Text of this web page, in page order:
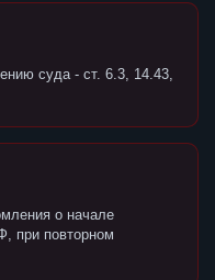
суда - ст. 6.3, 14.43,
о начале
при повторном